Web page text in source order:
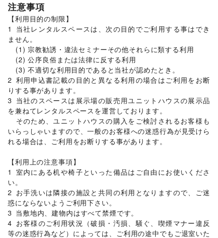
軽食・ホットスナック
ワイン・洋酒/日本酒・焼酎・地酒
物産展・マルシェ/キッチンカー・移動販売/
野菜・果物・生鮮食品
インテリア・生活雑貨
インテリア/寝具・ベッド/ 家具・家電
キッチン雑貨・調理器具/ 掃除用品・生活便利品/
手芸・ハンドメイド/ DIY用品・日曜大工/
園芸・ガーデニング
犬・猫・ペット /日用雑貨/食器・陶磁器 /
その他インテリア・生活雑貨
生活サービス
携帯キャリア・格安SIM/インターネット・プロバイダ/
電気・ガス/ウォーターサーバー/
ハウスクリーニング・家事代行/定期宅配/
リサイクル雑貨・古本
ギフト・プレゼント/ 冠婚葬祭 資格・習い事 リフォーム /
住宅（購入・賃貸） たばこ /修理・メンテナンス /
就職・転職・求人
その他生活サービス
金融サービス
クレジットカード/保険/ 銀行/住宅ローン
不動産投資/その他金融サービス
子育て・教育
ベビー用品/ランドセル/ 学習教材・通信教育/
注意事項
【利用目的の制限】
1	当社レンタルスペースは、次の目的でご利用する事はでき
ません。
2	利用申込書記載の目的と異なる利用の場合はご利用をお断
りする事があります。
3	当社のスペースは展示場の販売用ユニットハウスの展示品
を兼ねてレンタルスペースを運営しております。
いらっしゃいますので、一般のお客様への迷惑行為が見受けら
れる場合は、ご利用をお断りする事があります。
【利用上の注意事項】
1	室内にある机や椅子といった備品はご自由にお使いくださ
い。
2	お手洗いは隣接の施設と共同の利用となりますので、ご迷
惑にならないようご利用下さい。
3	当敷地内、建物内はすべて禁煙です。
4	お客様のご利用状況（破損・汚損、騒ぐ、喫煙マナー違反
等の迷惑行為など）によっては、ご利用の途中でもご退室いた